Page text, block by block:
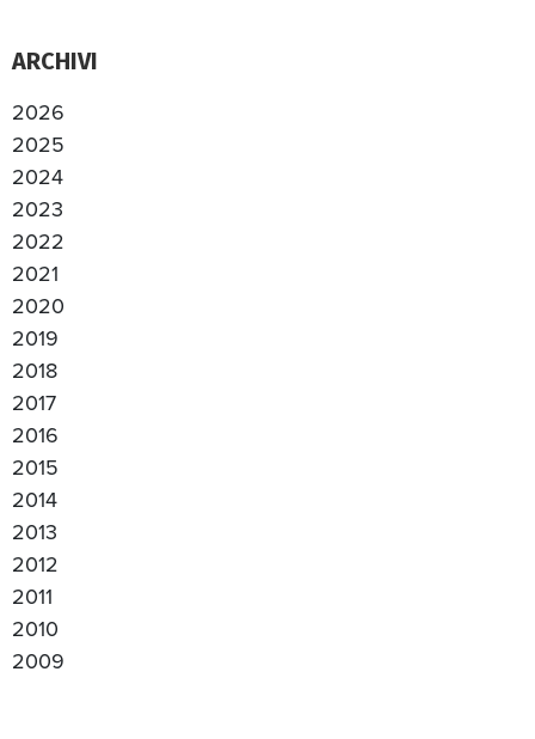
ARCHIVI
2026
2025
2024
2023
2022
2021
2020
2019
2018
2017
2016
2015
2014
2013
2012
2011
2010
2009